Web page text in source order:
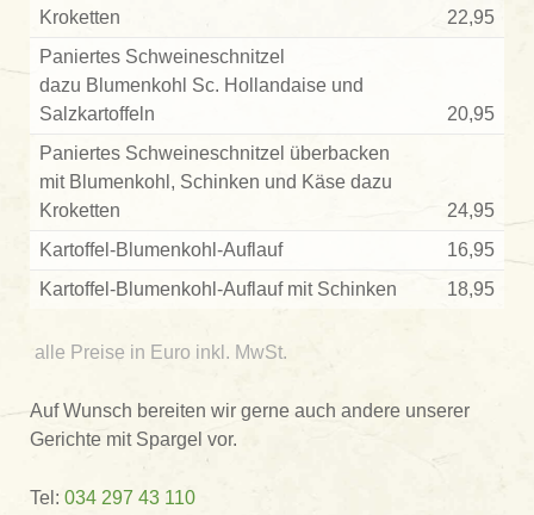
Kroketten
22,95
Paniertes Schweineschnitzel
dazu Blumenkohl Sc. Hollandaise und
Salzkartoffeln
20,95
Paniertes Schweineschnitzel überbacken
mit Blumenkohl, Schinken und Käse dazu
Kroketten
24,95
Kartoffel-Blumenkohl-Auflauf
16,95
Kartoffel-Blumenkohl-Auflauf mit Schinken
18,95
alle Preise in Euro inkl. MwSt.
Auf Wunsch bereiten wir gerne auch andere unserer
Gerichte mit Spargel vor.
Tel: 034 297 43 110